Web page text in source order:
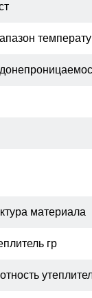
материала
гр